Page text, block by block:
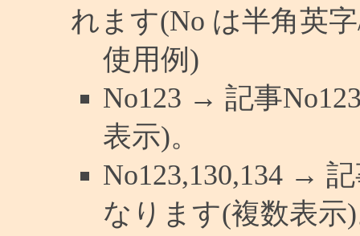
れます(No は半角英
使用例)
No123 → 記事
表示)。
No123,130,134 →
なります(複数表示